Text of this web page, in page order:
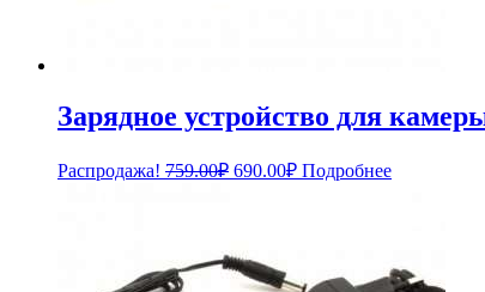
Зарядное устройство для
Распродажа! 759.00₽ Первоначальная
690.00₽Текущая
цена:
Подробнее